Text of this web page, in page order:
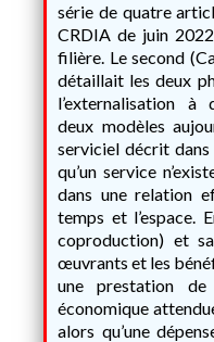
série de quatre
CRDIA de juin
filière. Le second
détaillait les deux
l’externalisation à
deux modèles
serviciel décrit
qu’un service
dans une relation
temps et l’espace.
coproduction) et
œuvrants et les
une prestation
économique
alors qu’une